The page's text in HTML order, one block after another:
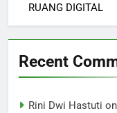
RUANG DIGITAL
Recent
Rini Dwi Hastuti on